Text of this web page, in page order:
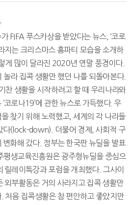
FIFA 푸스카상을 받았다는 뉴스, ‘코로
지는 크리스마스 홈파티 모습을 소개하
게 많이 달라진 2020년 연말 풍경이다.
놀라 집콕 생활만 했던 나를 되돌아본다.
찬 생활을 시작하려고 할 때 우리나라와
‘코로나19’에 관한 뉴스로 가득했다. 우
찾기 위해 노력했고, 세계의 각 나라들
다(lock-down). 더불어 경제, 사회적 구
변화해 갔다. 정부는 한국판 뉴딜을 발표
평생교육진흥원은 광주형뉴딜을 중심으
릴레이특강과 포럼을 개최했다. 그사이
외부활동은 거의 사라지고 집콕 생활만
처음 집콕생활은 참 편안하고 좋았지만